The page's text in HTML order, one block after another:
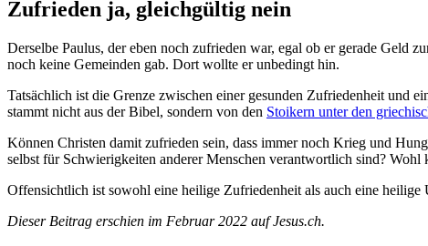
Zufrieden ja, gleichgültig nein
Derselbe Paulus, der eben noch zufrieden war, egal ob er gerade Geld
noch keine Gemeinden gab. Dort wollte er unbedingt hin.
Tatsächlich ist die Grenze zwischen einer gesunden Zufriedenheit und
stammt nicht aus der Bibel, sondern von den Stoikern unter den
Können Christen damit zufrieden sein, dass immer noch Krieg und
selbst für Schwierigkeiten anderer Menschen verantwortlich sind? Wohl
Offensichtlich ist sowohl eine heilige Zufriedenheit als auch eine heilige
Dieser Beitrag erschien im Februar 2022 auf Jesus.ch.